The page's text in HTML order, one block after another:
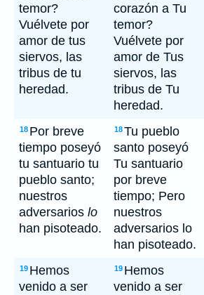
temor?
Vuélvete por
amor de tus
siervos, las
tribus de tu
heredad.
corazón a Tu
temor?
Vuélvete por
amor de Tus
siervos, las
tribus de Tu
heredad.
18 Por breve
tiempo poseyó
tu santuario tu
pueblo santo;
nuestros
adversarios lo
han pisoteado.
18Tu pueblo
santo poseyó
Tu santuario
por breve
tiempo; Pero
nuestros
adversarios lo
han pisoteado.
19 Hemos
venido a ser
19 Hemos
venido a ser